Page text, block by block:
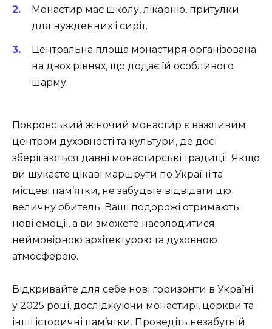
Монастир має школу, лікарню, притулки
для нужденних і сиріт.
Центральна площа монастиря організована
на двох рівнях, що додає їй особливого
шарму.
Покровський жіночий монастир є важливим
центром духовності та культури, де досі
зберігаються давні монастирські традиції. Якщо
ви шукаєте цікаві маршрути по Україні та
місцеві пам’ятки, не забудьте відвідати цю
величну обитель. Ваші подорожі отримають
нові емоції, а ви зможете насолодитися
неймовірною архітектурою та духовною
атмосферою.
Відкривайте для себе нові горизонти в Україні
у 2025 році, досліджуючи монастирі, церкви та
інші історичні пам’ятки. Проведіть незабутній